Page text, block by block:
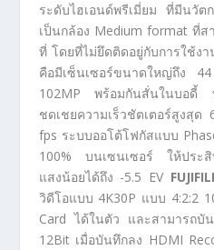
ระดับไฮเอนด์พรีเมี่ยม ที่มีนวัต
เป็นกล้อง Medium format ที่ส
ที่ โดยที่ไม่ยึดติดอยู่กับการใช้ง
คือมีเซ็นเซอร์ขนาดใหญ่ถึง
102MP พร้อมกันสั่นในบอดี้
ชดเชยความเร็วชัตเตอร์สูงสุ
fps ระบบออโต้โฟกัสแบบ
100% บนเซนเซอร์ ให้ประสิ
แสงน้อยได้ถึง -5.5 EV
วิดีโอแบบ 4K30P แบบ 4:2:2
Card ได้ในตัว และสามารถบั
12Bit เมื่อบันทึกลง HDMI